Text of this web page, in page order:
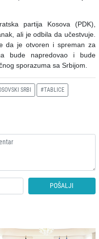
partija Kosova (PDK),
ali je odbila da učestvuje.
da je otvoren i spreman za
bude napredovao i bude
sporazuma sa Srbijom.
SRBI #TABLICE
POŠALJI